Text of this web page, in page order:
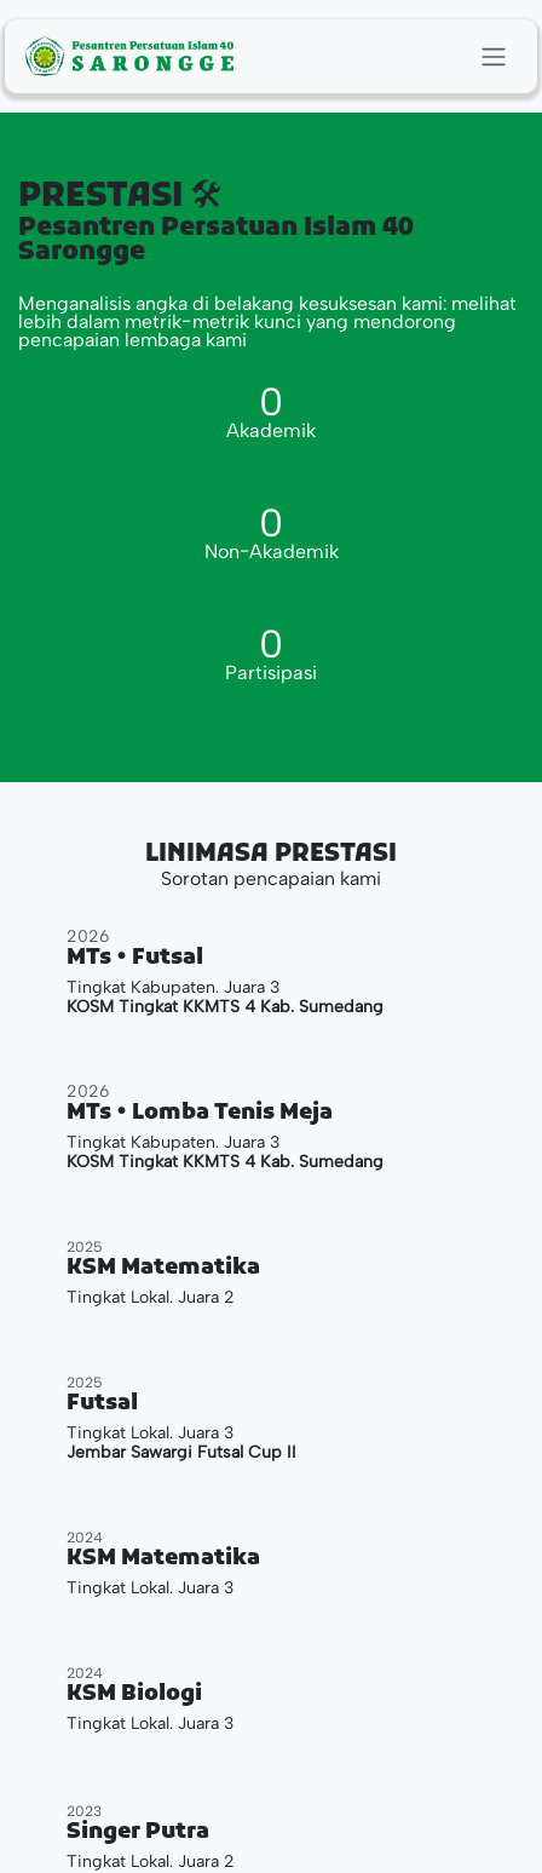
PRESTASI 🛠️
Pesantren Persatuan Islam 40
Sarongge
Menganalisis angka di belakang kesuksesan kami: melihat
lebih dalam metrik-metrik kunci yang mendorong
pencapaian lembaga kami
0
Akademik
0
Non-Akademik
0
Partisipasi
LINIMASA PRESTASI
Sorotan pencapaian kami
2026
MTs • Futsal
Tingkat Kabupaten. Juara 3
KOSM Tingkat KKMTS 4 Kab. Sumedang
2026
MTs • Lomba Tenis Meja
Tingkat Kabupaten. Juara 3
KOSM Tingkat KKMTS 4 Kab. Sumedang
2025
KSM Matematika
Tingkat Lokal. Juara 2
2025
Futsal
Tingkat Lokal. Juara 3
Jembar Sawargi Futsal Cup II
2024
KSM Matematika
Tingkat Lokal. Juara 3
2024
KSM Biologi
Tingkat Lokal. Juara 3
2023
Singer Putra
Tingkat Lokal. Juara 2